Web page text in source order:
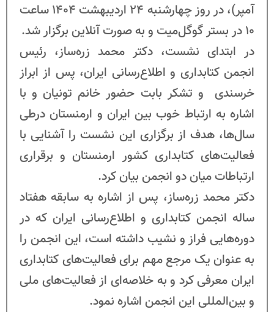
آمپر)، در روز چهارشنبه 24 اردیبهشت 1404 ساعت
10 در بستر گوگل‌میت و به صورت آنلاین برگزار شد.
در ابتدای نشست، دکتر محمد زره‌ساز، رئیس
انجمن کتابداری و اطلاع‌رسانی ایران، پس از ابراز
خرسندی و تشکر بابت حضور خانم تونیان و با
اشاره به ارتباط خوب بین ایران و ارمنستان درطی
سال‌ها، هدف از برگزاری این نشست را آشنایی با
فعالیت‌های کتابداری کشور ارمنستان و برقراری
ارتباطات میان دو انجمن بیان کرد.
دکتر محمد زره‌ساز، پس از اشاره به سابقه هفتاد
ساله انجمن کتابداری و اطلاع‌رسانی ایران که در
دوره‌هایی فراز و نشیب داشته است، این انجمن را
به عنوان یک مرجع مهم برای فعالیت‌های کتابداری
ایران معرفی کرد و به خلاصه‌ای از فعالیت‌های ملی
و بین‌المللی این انجمن اشاره نمود.